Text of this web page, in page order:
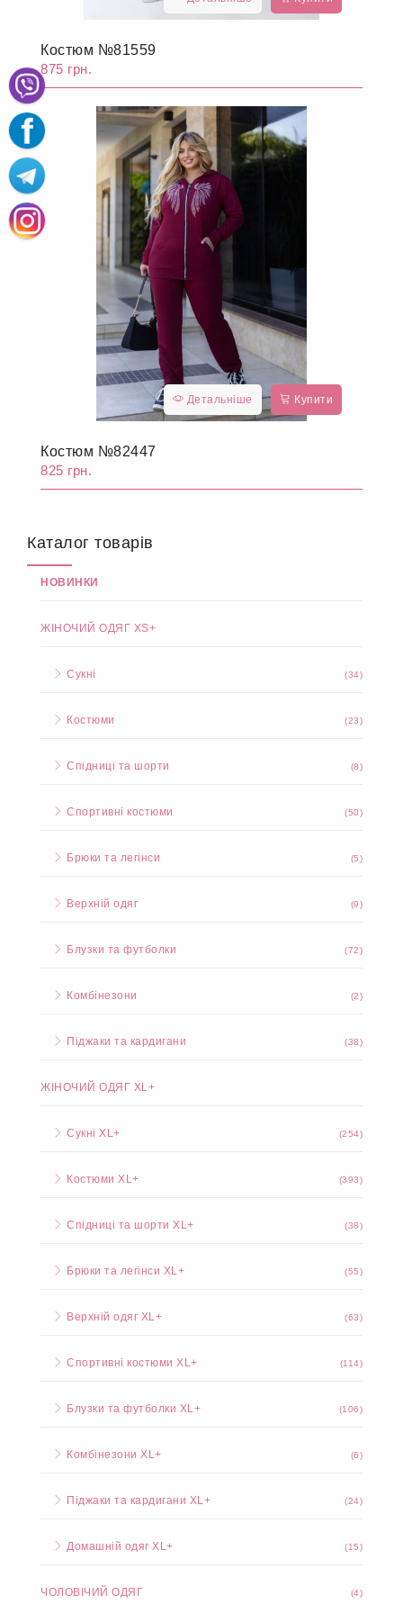
Костюм №81559
875 грн.
Детальніше Купити
Костюм №82447
825 грн.
Каталог товарів
НОВИНКИ
ЖІНОЧИЙ ОДЯГ XS+
Сукні (34)
Костюми (23)
Спідниці та шорти (8)
Спортивні костюми (50)
Брюки та легінси (5)
Верхній одяг (9)
Блузки та футболки (72)
Комбінезони (2)
Піджаки та кардигани (38)
ЖІНОЧИЙ ОДЯГ XL+
Сукні XL+ (254)
Костюми XL+ (393)
Спідниці та шорти XL+ (38)
Брюки та легінси XL+ (55)
Верхній одяг XL+ (63)
Спортивні костюми XL+ (114)
Блузки та футболки XL+ (106)
Комбінезони XL+ (6)
Піджаки та кардигани XL+ (24)
Домашній одяг XL+ (15)
ЧОЛОВІЧИЙ ОДЯГ (4)